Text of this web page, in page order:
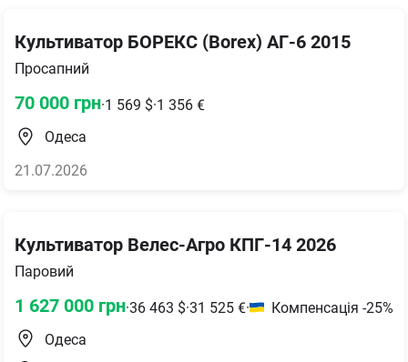
Культиватор БОРЕКС (Borex) АГ-6 2015
Просапний
70 000 грн·1 569 $·1 356 €
Одеса
21.07.2026
Культиватор Велес-Агро КПГ-14 2026
Паровий
1 627 000 грн·36 463 $·31 525 €·
Компенсація -25%
Одеса